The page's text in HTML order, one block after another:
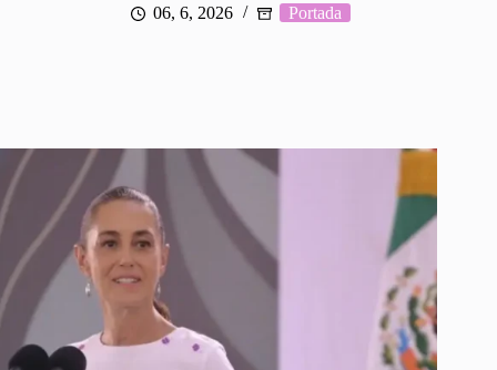
06, 6, 2026 Portada